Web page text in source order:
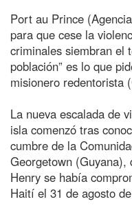
Port au Prince
para que cese la
criminales siembran el
población” es lo que
misionero redentorista
La nueva escalada de
isla comenzó tras
cumbre de la
Georgetown
Henry se había
Haití el 31 de agosto